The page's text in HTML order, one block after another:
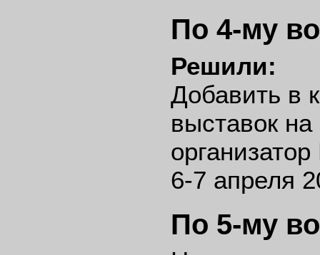
По 4-му
Решили:
Добавить в
выставок
6-7 апреля
По 5-му